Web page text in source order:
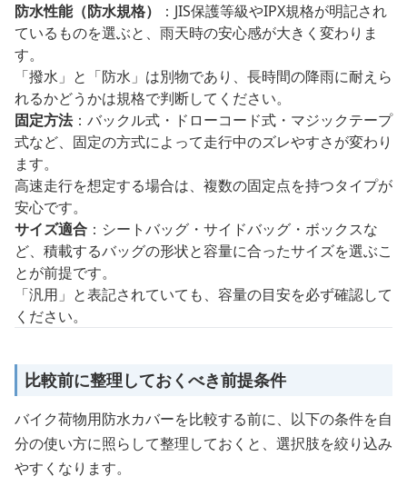
防水性能（防水規格）
：JIS保護等級やIPX規格が明記され
ているものを選ぶと、雨天時の安心感が大きく変わりま
す。
「撥水」と「防水」は別物であり、長時間の降雨に耐えら
れるかどうかは規格で判断してください。
固定方法：バックル式・ドローコード式・マジックテープ
式など、固定の方式によって走行中のズレやすさが変わり
ます。
高速走行を想定する場合は、複数の固定点を持つタイプが
安心です。
サイズ適合 ：シートバッグ・サイドバッグ・ボックスな
ど、積載するバッグの形状と容量に合ったサイズを選ぶこ
とが前提です。
「汎用」と表記されていても、容量の目安を必ず確認して
ください。
比較前に整理しておくべき前提条件
バイク荷物用防水カバーを比較する前に、以下の条件を自
分の使い方に照らして整理しておくと、選択肢を絞り込み
やすくなります。